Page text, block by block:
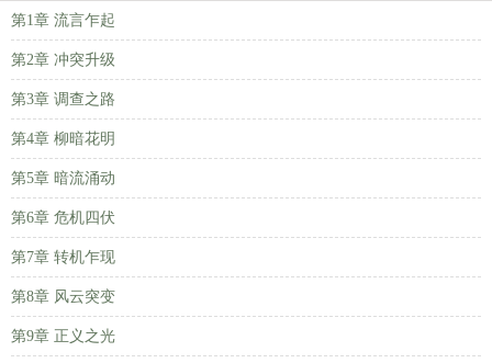
第1章 流言乍起
第2章 冲突升级
第3章 调查之路
第4章 柳暗花明
第5章 暗流涌动
第6章 危机四伏
第7章 转机乍现
第8章 风云突变
第9章 正义之光